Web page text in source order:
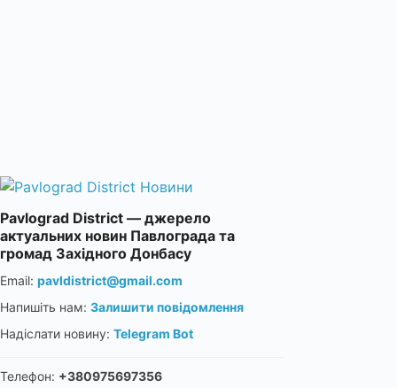
Pavlograd District — джерело
актуальних новин Павлограда та
громад Західного Донбасу
Email: pavldistrict@gmail.com
Напишіть нам: Залишити повідомлення
Надіслати новину: Telegram Bot
Телефон: +380975697356